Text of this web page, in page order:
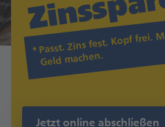
Passt. Zins fest. Kopf frei.
Geld machen.
Jetzt online abschließen